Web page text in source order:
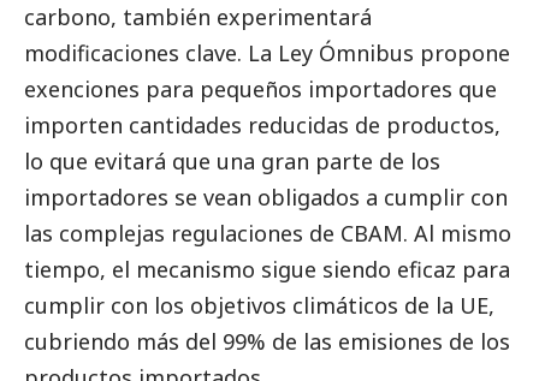
carbono, también experimentará
modificaciones clave. La Ley Ómnibus propone
exenciones para pequeños importadores que
importen cantidades reducidas de productos,
lo que evitará que una gran parte de los
importadores se vean obligados a cumplir con
las complejas regulaciones de CBAM. Al mismo
tiempo, el mecanismo sigue siendo eficaz para
cumplir con los objetivos climáticos de la UE,
cubriendo más del 99% de las emisiones de los